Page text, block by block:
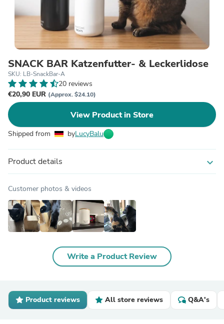
SNACK BAR Katzenfutter- & Leckerlidose
SKU: LB-SnackBar-A
20 reviews
€20,90 EUR (Approx. $24.10)
View Product in Store
Shipped from byLucyBalu
Product details expand_more
Customer photos & videos
Write a Product Review
Product reviews All store reviews Q&A's